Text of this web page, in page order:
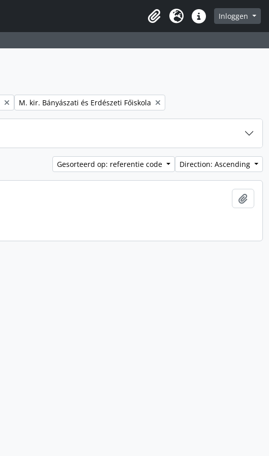
Clipboard
Taal Quick linksInloggen
Remove filter:
M. kir. Bányászati és Erdészeti Főiskola
Gesorteerd op: referentie code Direction: Ascending